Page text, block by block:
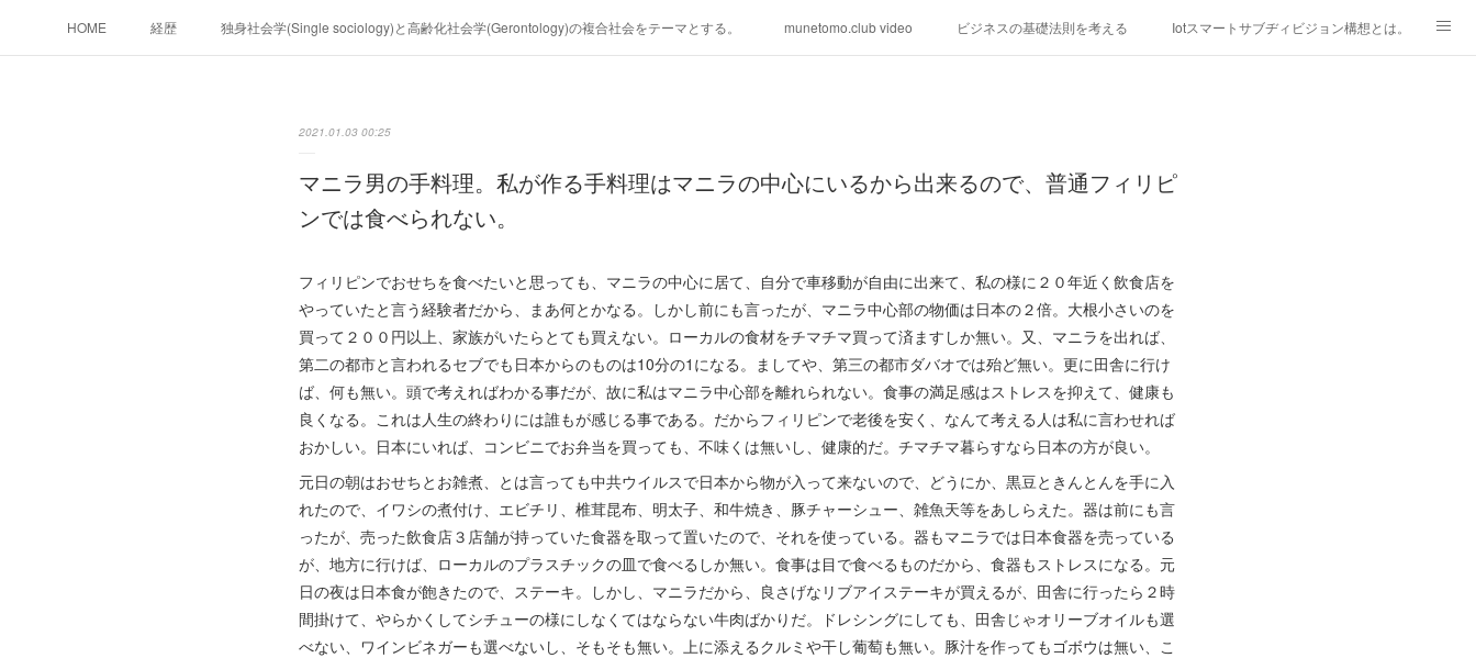
HOME 経歴 独身社会学(Single sociology)と高齢化社会学(Gerontology)の複合社会をテーマとする。 munetomo.club video ビジネスの基礎法則を考える Iotスマートサブヂィビジョン構想とは。
フィリピンマンションは買うべきでは無い理由は全てここにある。
未来２１００研究所他のアイデア マニラ男の手料理 総集編 https://globalclub.amebaownd.com/
2021.01.03 00:25
マニラ男の手料理。私が作る手料理はマニラの中心にいるから出来るので、普通フィリピ
ンでは食べられない。
フィリピンでおせちを食べたいと思っても、マニラの中心に居て、自分で車移動が自由に出来て、私の様に２０年近く飲食店を
やっていたと言う経験者だから、まあ何とかなる。しかし前にも言ったが、マニラ中心部の物価は日本の２倍。大根小さいのを
買って２００円以上、家族がいたらとても買えない。ローカルの食材をチマチマ買って済ますしか無い。又、マニラを出れば、
第二の都市と言われるセブでも日本からのものは10分の1になる。ましてや、第三の都市ダバオでは殆ど無い。更に田舎に行け
ば、何も無い。頭で考えればわかる事だが、故に私はマニラ中心部を離れられない。食事の満足感はストレスを抑えて、健康も
良くなる。これは人生の終わりには誰もが感じる事である。だからフィリピンで老後を安く、なんて考える人は私に言わせれば
おかしい。日本にいれば、コンビニでお弁当を買っても、不味くは無いし、健康的だ。チマチマ暮らすなら日本の方が良い。
元日の朝はおせちとお雑煮、とは言っても中共ウイルスで日本から物が入って来ないので、どうにか、黒豆ときんとんを手に入
れたので、イワシの煮付け、エビチリ、椎茸昆布、明太子、和牛焼き、豚チャーシュー、雑魚天等をあしらえた。器は前にも言
ったが、売った飲食店３店舗が持っていた食器を取って置いたので、それを使っている。器もマニラでは日本食器を売っている
が、地方に行けば、ローカルのプラスチックの皿で食べるしか無い。食事は目で食べるものだから、食器もストレスになる。元
日の夜は日本食が飽きたので、ステーキ。しかし、マニラだから、良さげなリブアイステーキが買えるが、田舎に行ったら２時
間掛けて、やらかくしてシチューの様にしなくてはならない牛肉ばかりだ。ドレシングにしても、田舎じゃオリーブオイルも選
べない、ワインビネガーも選べないし、そもそも無い。上に添えるクルミや干し葡萄も無い。豚汁を作ってもゴボウは無い、こ